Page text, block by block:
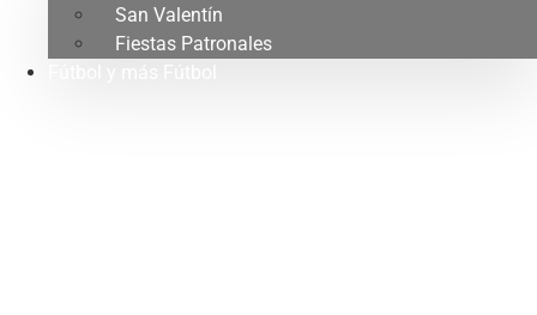
San Valentín
Fiestas Patronales